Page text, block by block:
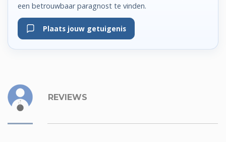
een betrouwbaar paragnost te vinden.
Plaats jouw getuigenis
REVIEWS